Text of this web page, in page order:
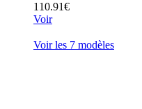
110.91€
Voir
Voir les 7 modèles